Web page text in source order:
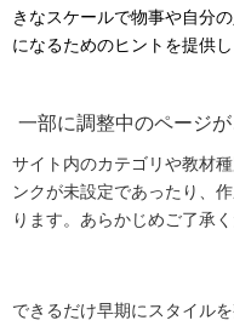
きなスケールで物事や自分
になるためのヒントを提供し
一部に調整中のページ
サイト内のカテゴリや教材
ンクが未設定であったり、
ります。あらかじめご了承く
できるだけ早期にスタイル